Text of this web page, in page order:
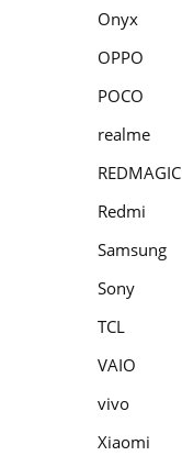
Onyx
OPPO
POCO
realme
REDMAGIC
Redmi
Samsung
Sony
TCL
VAIO
vivo
Xiaomi